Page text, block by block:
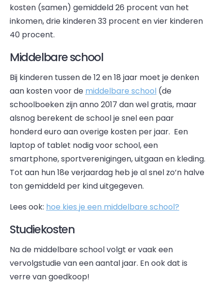
kosten (samen) gemiddeld 26 procent van het
inkomen, drie kinderen 33 procent en vier kinderen
40 procent.
Middelbare school
Bij kinderen tussen de 12 en 18 jaar moet je denken
aan kosten voor de middelbare school (de
schoolboeken zijn anno 2017 dan wel gratis, maar
alsnog berekent de school je snel een paar
honderd euro aan overige kosten per jaar. Een
laptop of tablet nodig voor school, een
smartphone, sportverenigingen, uitgaan en kleding.
Tot aan hun 18e verjaardag heb je al snel zo’n halve
ton gemiddeld per kind uitgegeven.
Lees ook: hoe kies je een middelbare school?
Studiekosten
Na de middelbare school volgt er vaak een
vervolgstudie van een aantal jaar. En ook dat is
verre van goedkoop!